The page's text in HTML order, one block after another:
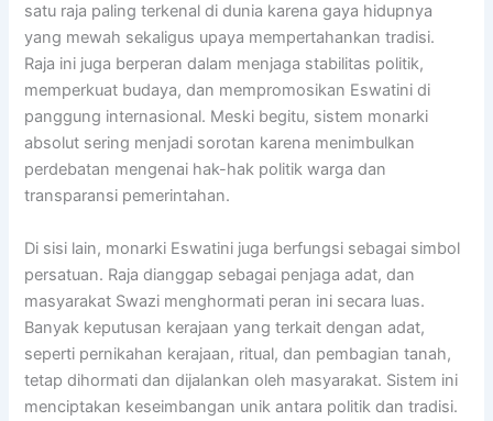
satu raja paling terkenal di dunia karena gaya hidupnya
yang mewah sekaligus upaya mempertahankan tradisi.
Raja ini juga berperan dalam menjaga stabilitas politik,
memperkuat budaya, dan mempromosikan Eswatini di
panggung internasional. Meski begitu, sistem monarki
absolut sering menjadi sorotan karena menimbulkan
perdebatan mengenai hak-hak politik warga dan
transparansi pemerintahan.
Di sisi lain, monarki Eswatini juga berfungsi sebagai simbol
persatuan. Raja dianggap sebagai penjaga adat, dan
masyarakat Swazi menghormati peran ini secara luas.
Banyak keputusan kerajaan yang terkait dengan adat,
seperti pernikahan kerajaan, ritual, dan pembagian tanah,
tetap dihormati dan dijalankan oleh masyarakat. Sistem ini
menciptakan keseimbangan unik antara politik dan tradisi.